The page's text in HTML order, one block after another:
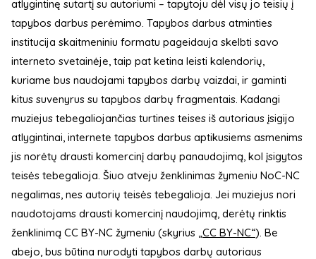
atlygintinę sutartį su autoriumi – tapytoju dėl visų jo teisių į
tapybos darbus perėmimo. Tapybos darbus atminties
institucija skaitmeniniu formatu pageidauja skelbti savo
interneto svetainėje, taip pat ketina leisti kalendorių,
kuriame bus naudojami tapybos darbų vaizdai, ir gaminti
kitus suvenyrus su tapybos darbų fragmentais. Kadangi
muziejus tebegaliojančias turtines teises iš autoriaus įsigijo
atlygintinai, internete tapybos darbus aptikusiems asmenims
jis norėtų drausti komercinį darbų panaudojimą, kol įsigytos
teisės tebegalioja. Šiuo atveju ženklinimas žymeniu NoC-NC
negalimas, nes autorių teisės tebegalioja. Jei muziejus nori
naudotojams drausti komercinį naudojimą, derėtų rinktis
ženklinimą CC BY-NC žymeniu (skyrius „CC BY-NC“). Be
abejo, bus būtina nurodyti tapybos darbų autoriaus